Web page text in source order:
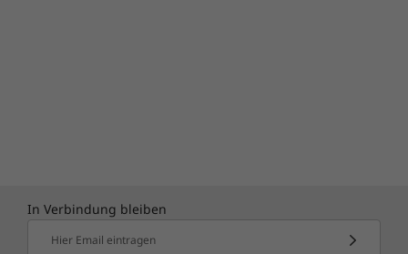
In Verbindung bleiben
Hier Email eintragen